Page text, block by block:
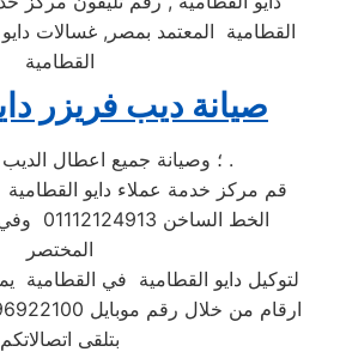
القطامية المعتمد بمصر, غسالات دايو
القطامية
صيانة ديب فريزر
؛ وصيانة جميع اعطال الديب فريزر بالمنزل .
قم مركز خدمة عملاء دايو القطامية
الخط
المختصر
لتوكيل دايو القطامية في القطامية
بتلقى اتصالاتكم